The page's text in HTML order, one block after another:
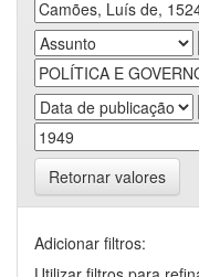
Retornar valores
Adicionar filtros: